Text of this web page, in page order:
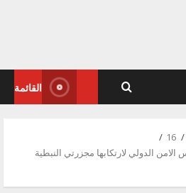
القائمة
16
الدولي لارتكابها مجزرتي النبطية